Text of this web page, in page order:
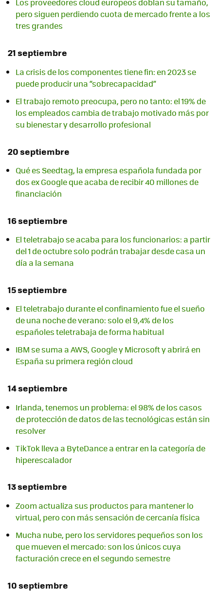
Los proveedores cloud europeos doblan su tamaño,
pero siguen perdiendo cuota de mercado frente a los
tres grandes
21 septiembre
La crisis de los componentes tiene fin: en 2023 se
puede producir una “sobrecapacidad”
El trabajo remoto preocupa, pero no tanto: el 19% de
los empleados cambia de trabajo motivado más por
su bienestar y desarrollo profesional
20 septiembre
Qué es Seedtag, la empresa española fundada por
dos ex Google que acaba de recibir 40 millones de
financiación
16 septiembre
El teletrabajo se acaba para los funcionarios: a partir
del 1 de octubre solo podrán trabajar desde casa un
día a la semana
15 septiembre
El teletrabajo durante el confinamiento fue el sueño
de una noche de verano: solo el 9,4% de los
españoles teletrabaja de forma habitual
IBM se suma a AWS, Google y Microsoft y abrirá en
España su primera región cloud
14 septiembre
Irlanda, tenemos un problema: el 98% de los casos
de protección de datos de las tecnológicas están sin
resolver
TikTok lleva a ByteDance a entrar en la categoría de
hiperescalador
13 septiembre
Zoom actualiza sus productos para mantener lo
virtual, pero con más sensación de cercanía física
Mucha nube, pero los servidores pequeños son los
que mueven el mercado: son los únicos cuya
facturación crece en el segundo semestre
10 septiembre